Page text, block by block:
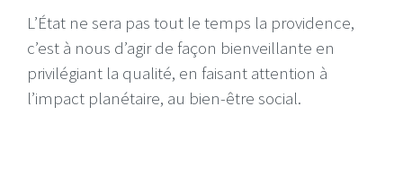
L’État ne sera pas tout le temps la providence,
c’est à nous d’agir de façon bienveillante en
privilégiant la qualité, en faisant attention à
l’impact planétaire, au bien-être social.